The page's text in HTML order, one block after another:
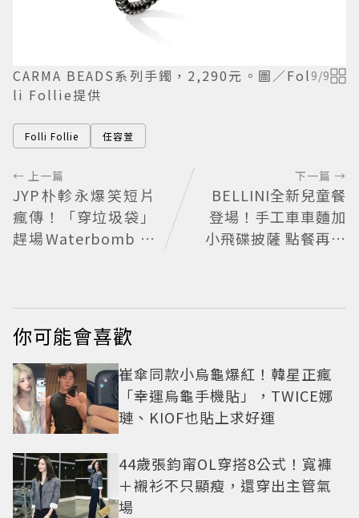
CARMA BEADS系列手鐲，2,290元。圖／Fol
li Follie提供
9/9
Folli Follie 任容萱
← 上一篇
JYP朴軫永爆笑短片
瘋傳！「穿垃圾袋」
趕場Waterbomb 被
下一篇 →
BELLINI全新兒童餐
登場！手工車車麵加
小飛碟披薩 點餐再送
你可能會喜歡
崔傘同款小烏龜爆紅！韓星正瘋
「幸運烏龜手機貼」，TWICE娜
璉、KIOF也貼上求好運
44歲張鈞甯OL穿搭8公式！寬褲
＋襯衫不只顯瘦，還穿出主管氣
場